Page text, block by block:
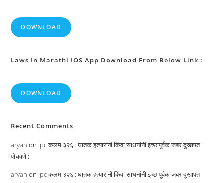
DOWNLOAD
Laws In Marathi IOS App Download From Below Link :
DOWNLOAD
Recent Comments
aryan on Ipc कलम ३२६ : घातक हत्यारांनी किंवा साधनांनी इच्छापूर्वक जबर दुखापत
पोचवणे :
aryan on Ipc कलम ३२६ : घातक हत्यारांनी किंवा साधनांनी इच्छापूर्वक जबर दुखापत